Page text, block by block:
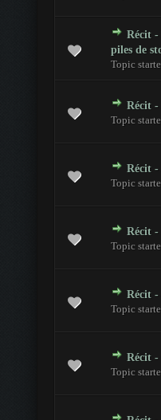
Récit -
piles de
Topic
- 0 sur 5 en moyenne
345
Récit
Topic
- 0 sur 5 en moyenne
345
Récit -
Topic
- 0 sur 5 en moyenne
345
Récit -
Topic
- 0 sur 5 en moyenne
345
Récit -
Topic
- 0 sur 5 en moyenne
345
Récit
Topic
- 0 sur 5 en moyenne
345